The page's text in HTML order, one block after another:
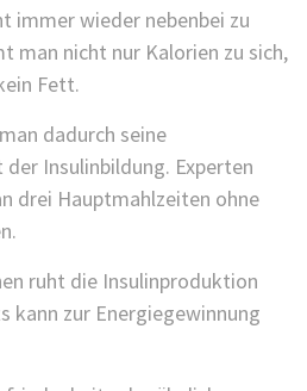
immer wieder nebenbei zu
man nicht nur Kalorien zu sich,
Fett.
dadurch seine
Insulinbildung. Experten
drei Hauptmahlzeiten ohne
ruht die Insulinproduktion
kann zur Energiegewinnung